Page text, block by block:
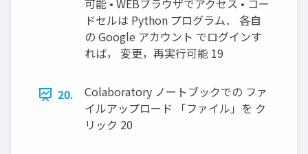
可能 • WEBブラウザでアクセス • コー
ドセルは Python プログラム． 各自
の Google アカウント でログインす
れば， 変更，再実行可能 19
20.
Colaboratory ノートブックでの ファ
イルアップロード 「ファイル」を ク
リック 20